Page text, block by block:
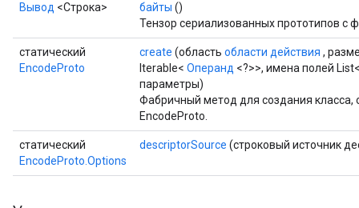
Вывод <Строка> байты ()
Тензор сериализованных прототипов с
статический
EncodeProto
create (область области действия ,
Iterable< Операнд <?>>, имена полей
параметры)
Фабричный метод для создания
EncodeProto.
статический
EncodeProto.Options
descriptorSource (строковый источник